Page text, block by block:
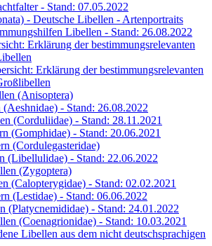
- Stand: 07.05.2022
- Deutsche Libellen - Artenportraits
Libellen - Stand: 26.08.2022
Erklärung der bestimmungsrelevanten
Erklärung der bestimmungsrelevanten
(Anisoptera)
- Stand: 26.08.2022
(Corduliidae) - Stand: 28.11.2021
(Gomphidae) - Stand: 20.06.2021
(Cordulegasteridae)
(Libellulidae) - Stand: 22.06.2022
(Zygoptera)
(Calopterygidae) - Stand: 02.02.2021
(Lestidae) - Stand: 06.06.2022
(Platycnemididae) - Stand: 24.01.2022
(Coenagrionidae) - Stand: 10.03.2021
Libellen aus dem nicht deutschsprachigen